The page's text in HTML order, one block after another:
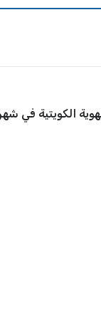
الكويتية في شهر